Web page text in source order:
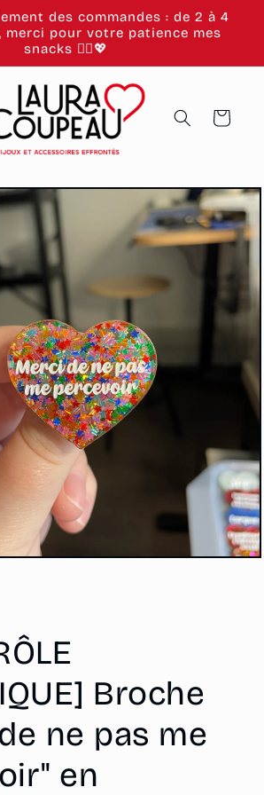
des commandes : de 2 à 4
merci pour votre patience mes
snacks 🙂‍↕️💖
Panier
Broche
ne pas me
en